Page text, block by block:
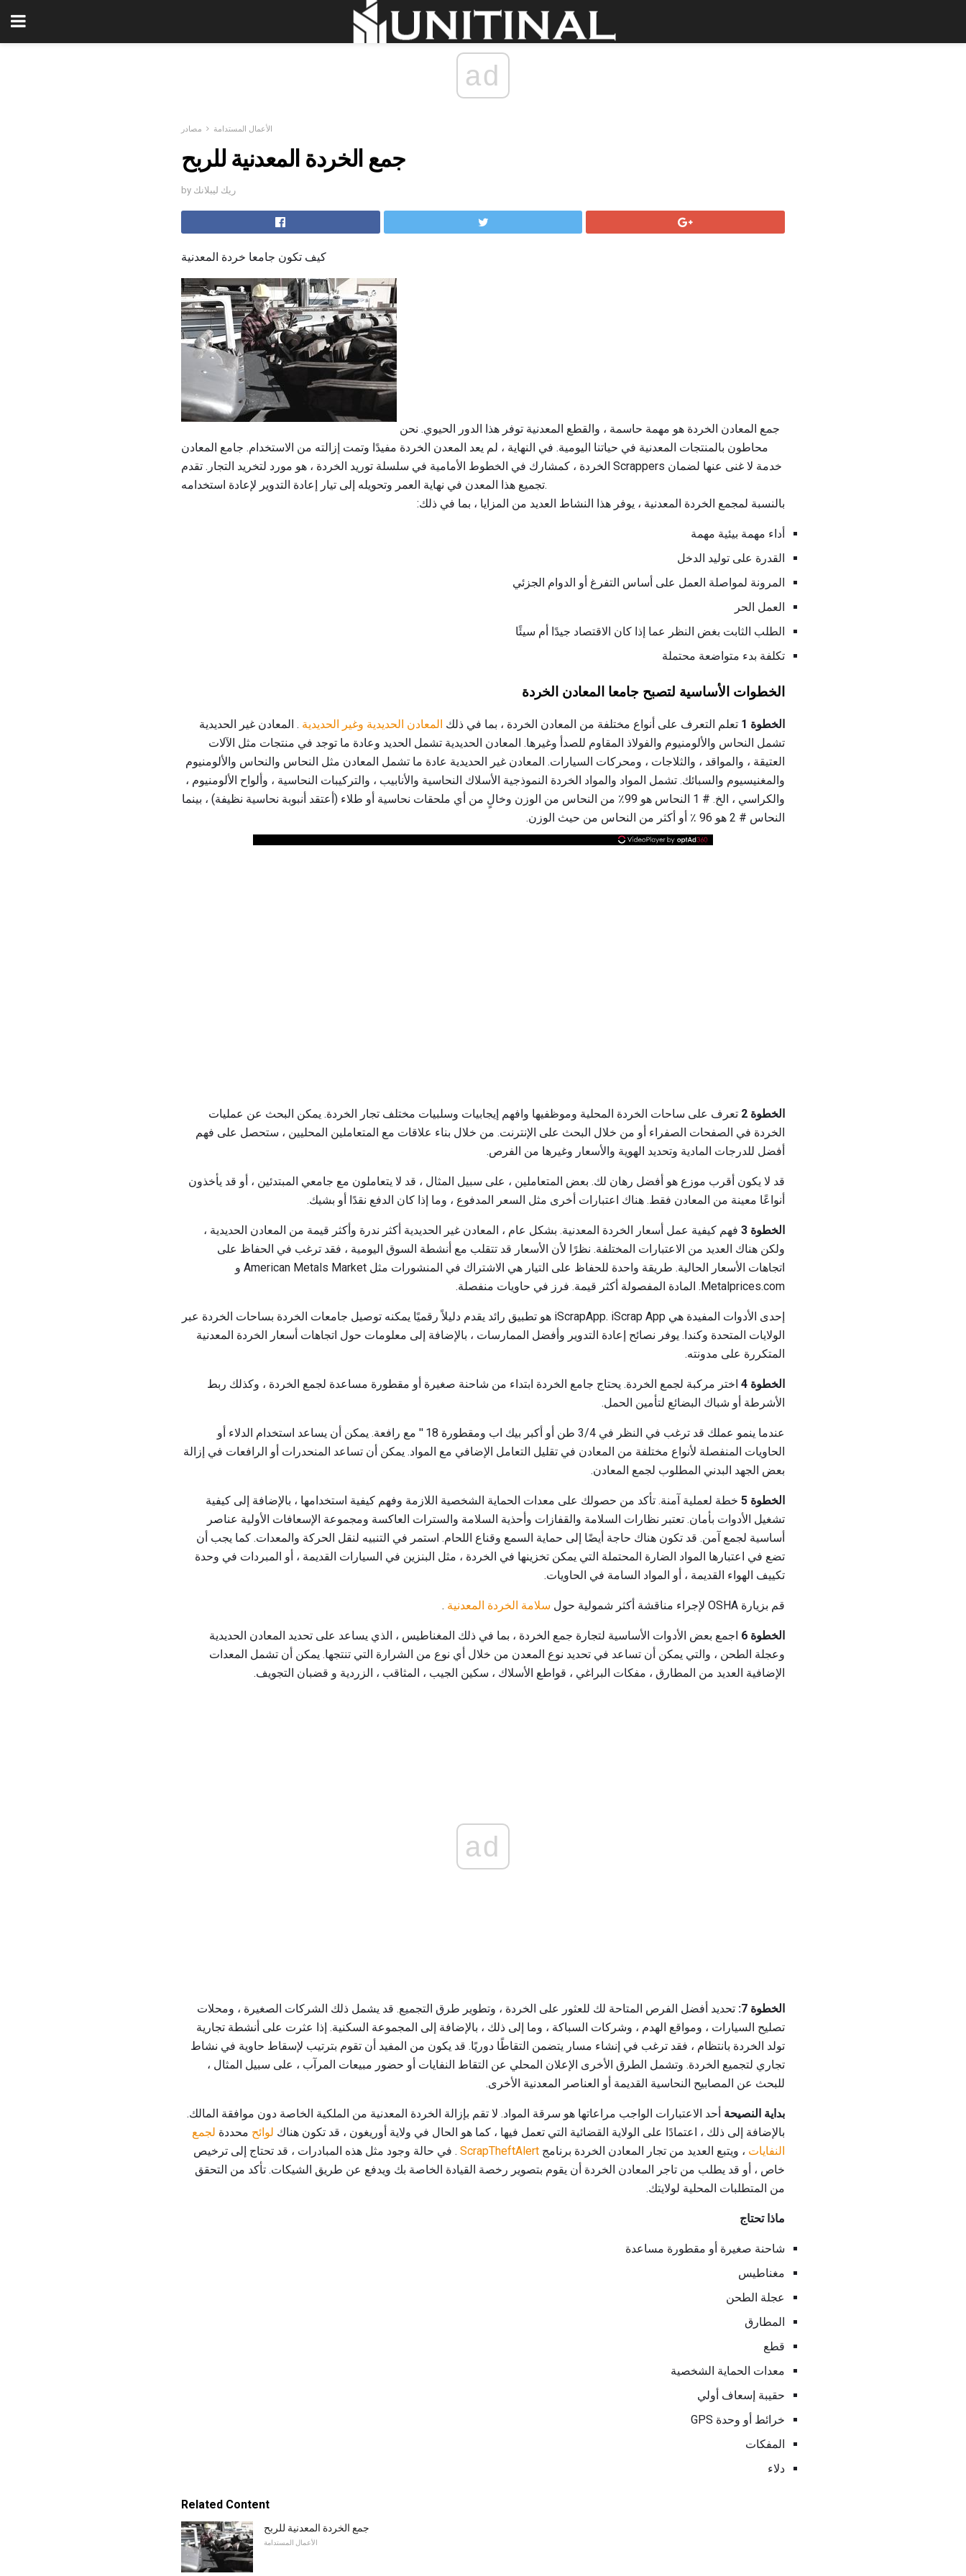
ad
الأعمال المستدامة مصادر
جمع الخردة المعدنية للربح
by ريك ليبلانك
كيف تكون جامعا خردة المعدنية
محاطون بالمنتجات المعدنية في حياتنا اليومية. في النهاية ، لم يعد المعدن الخردة مفيدًا وتمت إزالته من الاستخدام. جامع المعادن
الخردة ، كمشارك في الخطوط الأمامية في سلسلة توريد الخردة ، هو مورد لتخريد التجار. تقدم Scrappers خدمة لا غنى عنها لضمان
تجميع هذا المعدن في نهاية العمر وتحويله إلى تيار إعادة التدوير لإعادة استخدامه.
بالنسبة لمجمع الخردة المعدنية ، يوفر هذا النشاط العديد من المزايا ، بما في ذلك:
أداء مهمة بيئية مهمة
القدرة على توليد الدخل
المرونة لمواصلة العمل على أساس التفرغ أو الدوام الجزئي
العمل الحر
الطلب الثابت بغض النظر عما إذا كان الاقتصاد جيدًا أم سيئًا
تكلفة بدء متواضعة محتملة
الخطوات الأساسية لتصبح جامعا المعادن الخردة
الخطوة 1 تعلم التعرف على أنواع مختلفة من المعادن الخردة ، بما في ذلك المعادن الحديدية وغير الحديدية . المعادن غير الحديدية
تشمل النحاس والألومنيوم والفولاذ المقاوم للصدأ وغيرها. المعادن الحديدية تشمل الحديد وعادة ما توجد في منتجات مثل الآلات
العتيقة ، والمواقد ، والثلاجات ، ومحركات السيارات. المعادن غير الحديدية عادة ما تشمل المعادن مثل النحاس والنحاس والألومنيوم
والمغنيسيوم والسبائك. تشمل المواد والمواد الخردة النموذجية الأسلاك النحاسية والأنابيب ، والتركيبات النحاسية ، وألواح الألومنيوم ،
والكراسي ، الخ. # 1 النحاس هو 99٪ من النحاس من الوزن وخالٍ من أي ملحقات نحاسية أو طلاء (أعتقد أنبوبة نحاسية نظيفة) ، بينما
النحاس # 2 هو 96 ٪ أو أكثر من النحاس من حيث الوزن.
الخطوة 2
تعرف على ساحات الخردة المحلية وموظفيها وافهم إيجابيات وسلبيات مختلف تجار الخردة. يمكن البحث عن عمليات
الخردة في الصفحات الصفراء أو من خلال البحث على الإنترنت. من خلال بناء علاقات مع المتعاملين المحليين ، ستحصل على فهم
أفضل للدرجات المادية وتحديد الهوية والأسعار وغيرها من الفرص.
قد لا يكون أقرب موزع هو أفضل رهان لك. بعض المتعاملين ، على سبيل المثال ، قد لا يتعاملون مع جامعي المبتدئين ، أو قد يأخذون
أنواعًا معينة من المعادن فقط. هناك اعتبارات أخرى مثل السعر المدفوع ، وما إذا كان الدفع نقدًا أو بشيك.
الخطوة 3
فهم كيفية عمل أسعار الخردة المعدنية. بشكل عام ، المعادن غير الحديدية أكثر ندرة وأكثر قيمة من المعادن الحديدية ،
ولكن هناك العديد من الاعتبارات المختلفة. نظرًا لأن الأسعار قد تتقلب مع أنشطة السوق اليومية ، فقد ترغب في الحفاظ على
اتجاهات الأسعار الحالية. طريقة واحدة للحفاظ على التيار هي الاشتراك في المنشورات مثل American Metals Market و
Metalprices.com. المادة المفصولة أكثر قيمة. فرز في حاويات منفصلة.
إحدى الأدوات المفيدة هي iScrapApp. iScrap App هو تطبيق رائد يقدم دليلاً رقميًا يمكنه توصيل جامعات الخردة بساحات الخردة عبر
الولايات المتحدة وكندا. يوفر نصائح إعادة التدوير وأفضل الممارسات ، بالإضافة إلى معلومات حول اتجاهات أسعار الخردة المعدنية
المتكررة على مدونته.
الخطوة 4
اختر مركبة لجمع الخردة. يحتاج جامع الخردة ابتداء من شاحنة صغيرة أو مقطورة مساعدة لجمع الخردة ، وكذلك ربط
الأشرطة أو شباك البضائع لتأمين الحمل.
عندما ينمو عملك قد ترغب في النظر في 3/4 طن أو أكبر بيك اب ومقطورة 18 '' مع رافعة. يمكن أن يساعد استخدام الدلاء أو
الحاويات المنفصلة لأنواع مختلفة من المعادن في تقليل التعامل الإضافي مع المواد. يمكن أن تساعد المنحدرات أو الرافعات في إزالة
بعض الجهد البدني المطلوب لجمع المعادن.
الخطوة 5
خطة لعملية آمنة. تأكد من حصولك على معدات الحماية الشخصية اللازمة وفهم كيفية استخدامها ، بالإضافة إلى كيفية
تشغيل الأدوات بأمان. تعتبر نظارات السلامة والقفازات وأحذية السلامة والسترات العاكسة ومجموعة الإسعافات الأولية عناصر
أساسية لجمع آمن. قد تكون هناك حاجة أيضًا إلى حماية السمع وقناع اللحام. استمر في التنبيه لنقل الحركة والمعدات. كما يجب أن
تضع في اعتبارها المواد الضارة المحتملة التي يمكن تخزينها في الخردة ، مثل البنزين في السيارات القديمة ، أو المبردات في وحدة
تكييف الهواء القديمة ، أو المواد السامة في الحاويات.
قم بزيارة OSHA لإجراء مناقشة أكثر شمولية حول سلامة الخردة المعدنية .
الخطوة 6
اجمع بعض الأدوات الأساسية لتجارة جمع الخردة ، بما في ذلك المغناطيس ، الذي يساعد على تحديد المعادن الحديدية
وعجلة الطحن ، والتي يمكن أن تساعد في تحديد نوع المعدن من خلال أي نوع من الشرارة التي تنتجها. يمكن أن تشمل المعدات
الإضافية العديد من المطارق ، مفكات البراغي ، قواطع الأسلاك ، سكين الجيب ، المثاقب ، الزردية و قضبان التجويف.
ad
الخطوة 7:
تحديد أفضل الفرص المتاحة لك للعثور على الخردة ، وتطوير طرق التجميع. قد يشمل ذلك الشركات الصغيرة ، ومحلات
تصليح السيارات ، ومواقع الهدم ، وشركات السباكة ، وما إلى ذلك ، بالإضافة إلى المجموعة السكنية. إذا عثرت على أنشطة تجارية
تولد الخردة بانتظام ، فقد ترغب في إنشاء مسار يتضمن التقاطًا دوريًا. قد يكون من المفيد أن تقوم بترتيب لإسقاط حاوية في نشاط
تجاري لتجميع الخردة. وتشمل الطرق الأخرى الإعلان المحلي عن التقاط النفايات أو حضور مبيعات المرآب ، على سبيل المثال ،
للبحث عن المصابيح النحاسية القديمة أو العناصر المعدنية الأخرى.
بداية النصيحة أحد الاعتبارات الواجب مراعاتها هو سرقة المواد. لا تقم بإزالة الخردة المعدنية من الملكية الخاصة دون موافقة المالك.
بالإضافة إلى ذلك ، اعتمادًا على الولاية القضائية التي تعمل فيها ، كما هو الحال في ولاية أوريغون ، قد تكون هناك لوائح محددة لجمع
النفايات ، ويتبع العديد من تجار المعادن الخردة برنامج ScrapTheftAlert . في حالة وجود مثل هذه المبادرات ، قد تحتاج إلى ترخيص
خاص ، أو قد يطلب من تاجر المعادن الخردة أن يقوم بتصوير رخصة القيادة الخاصة بك ويدفع عن طريق الشيكات. تأكد من التحقق
من المتطلبات المحلية لولايتك.
ماذا تحتاج
شاحنة صغيرة أو مقطورة مساعدة
مغناطيس
عجلة الطحن
المطارق
قطع
معدات الحماية الشخصية
حقيبة إسعاف أولي
خرائط أو وحدة GPS
المفكات
دلاء
Related Content
جمع الخردة المعدنية للربح
الأعمال المستدامة